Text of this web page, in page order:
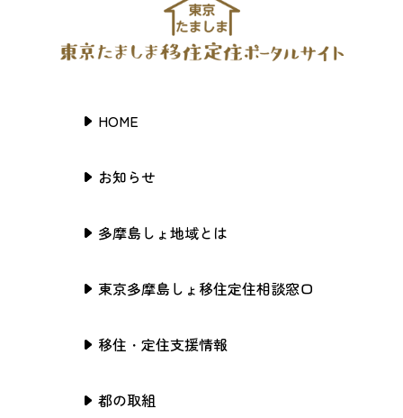
HOME
お知らせ
多摩島しょ地域とは
東京多摩島しょ移住定住相談窓口
移住・定住支援情報
都の取組